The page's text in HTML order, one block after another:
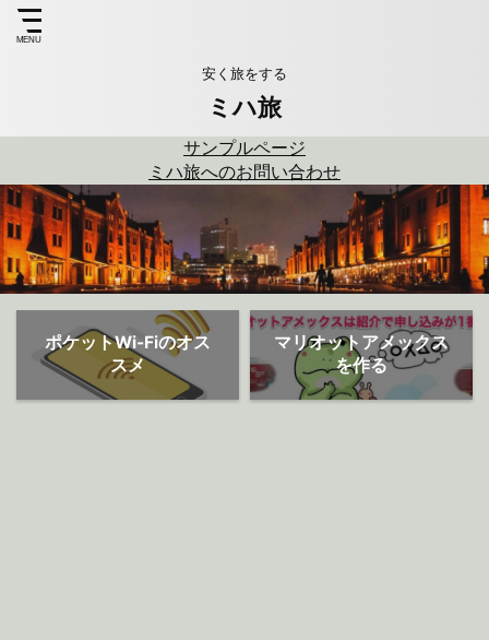
安く旅をする
ミハ旅
サンプルページ
ミハ旅へのお問い合わせ
ポケットWi-Fiのオス
スメ
マリオットアメックス
を作る